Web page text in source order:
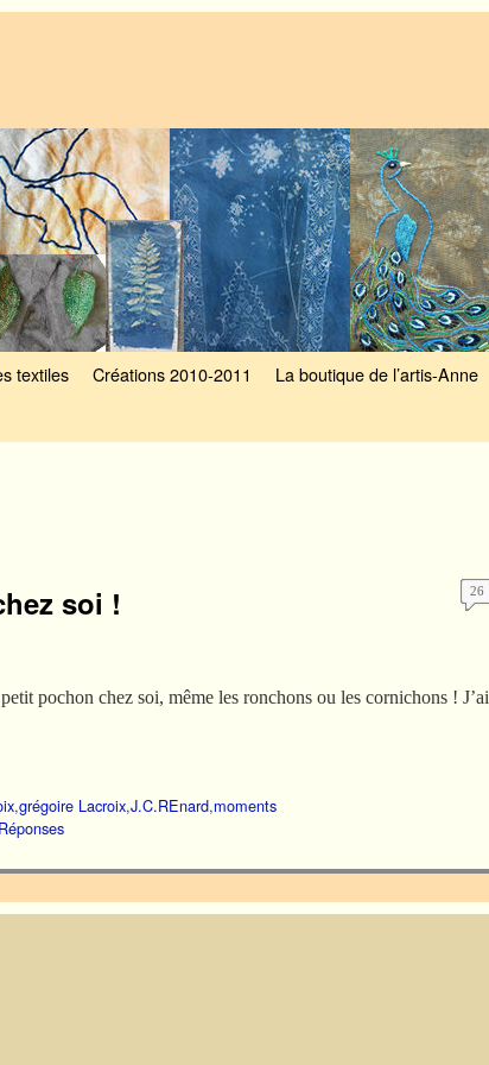
textiles Créations 2010-2011
La boutique de l’artis-Anne
soi ! 26
pochon chez soi, même les ronchons ou les cornichons ! J’ai
,grégoire Lacroix,J.C.REnard,moments
Réponses